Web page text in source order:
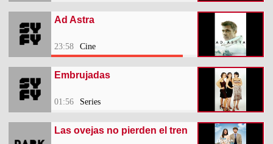
Ad Astra
23:58 Cine
Embrujadas
01:56 Series
Las ovejas no pierden el tren